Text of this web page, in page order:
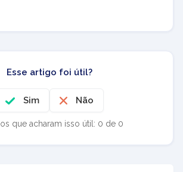
Esse artigo foi útil?
Sim Não
que acharam isso útil: 0 de 0